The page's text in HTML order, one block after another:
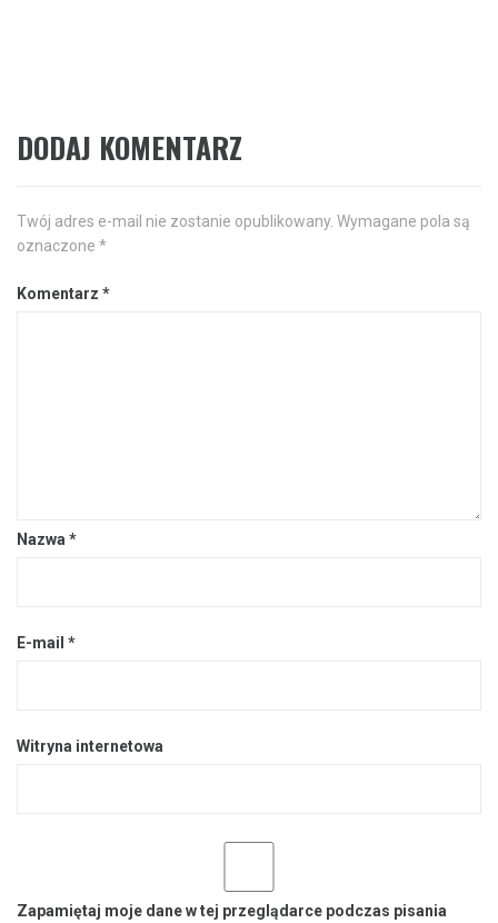
DODAJ KOMENTARZ
Twój adres e-mail nie zostanie opublikowany. Wymagane pola są
oznaczone *
Komentarz *
Nazwa *
E-mail *
Witryna internetowa
Zapamiętaj moje dane w tej przeglądarce podczas pisania